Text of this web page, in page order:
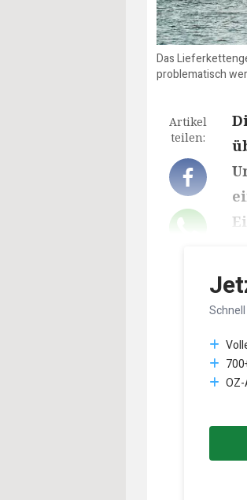
Das
problematisch
Artikel
teilen: